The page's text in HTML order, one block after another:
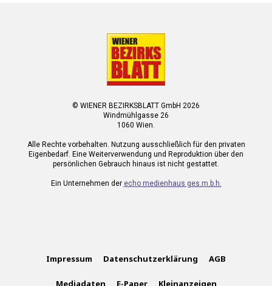
© WIENER BEZIRKSBLATT GmbH 2026
Windmühlgasse 26
1060 Wien.
Alle Rechte vorbehalten. Nutzung ausschließlich für den privaten
Eigenbedarf. Eine Weiterverwendung und Reproduktion über den
persönlichen Gebrauch hinaus ist nicht gestattet.
Ein Unternehmen der echo medienhaus ges.m.b.h.
Impressum Datenschutzerklärung AGB
Mediadaten E-Paper Kleinanzeigen